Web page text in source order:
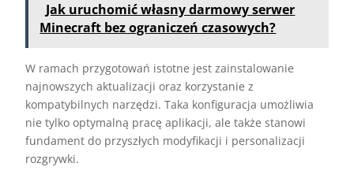
Jak uruchomić własny darmowy serwer
Minecraft bez ograniczeń czasowych?
W ramach przygotowań istotne jest zainstalowanie
najnowszych aktualizacji oraz korzystanie z
kompatybilnych narzędzi. Taka konfiguracja umożliwia
nie tylko optymalną pracę aplikacji, ale także stanowi
fundament do przyszłych modyfikacji i personalizacji
rozgrywki.